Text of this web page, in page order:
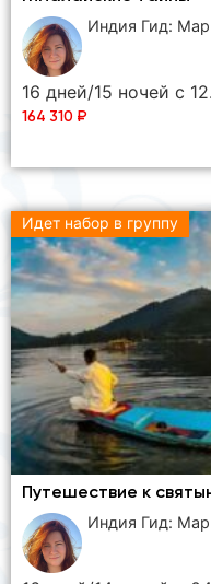
Индия Гид:
16 дней/15 ночей с
164 310 ₽
Идет набор в группу
Путешествие к
Индия Гид: